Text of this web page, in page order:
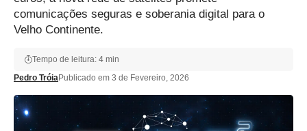
comunicações seguras e soberania digital para o
Velho Continente.
Pedro TróiaPublicado em 3 de Fevereiro, 2026
Tempo de leitura: 4 min